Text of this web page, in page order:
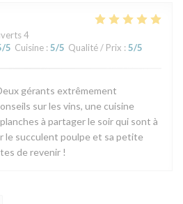
4
/5 Cuisine : 5/5 Qualité / Prix : 5/5
gérants extrêmement
sur les vins, une cuisine
à partager le soir qui sont à
le succulent poulpe et sa petite
de revenir !